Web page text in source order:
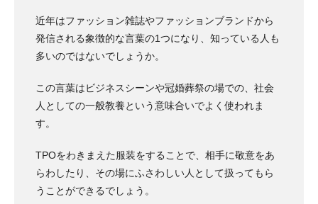
近年はファッション雑誌やファッションブランドから
発信される象徴的な言葉の1つになり、知っている人も
多いのではないでしょうか。
この言葉はビジネスシーンや冠婚葬祭の場での、社会
人としての一般教養という意味合いでよく使われま
す。
TPOをわきまえた服装をすることで、相手に敬意をあ
らわしたり、その場にふさわしい人として扱ってもら
うことができるでしょう。